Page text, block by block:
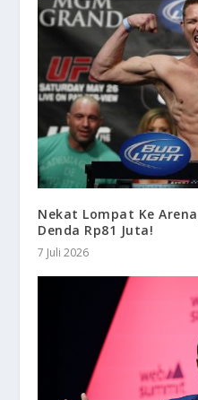
Nekat Lompat Ke
Denda Rp81 Juta!
7 Juli 2026